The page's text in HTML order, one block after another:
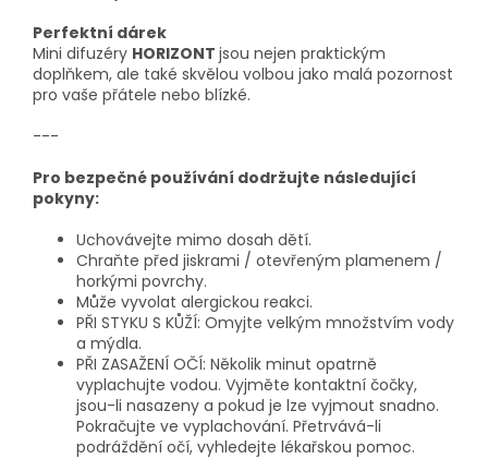
Perfektní dárek
Mini difuzéry HORIZONT jsou nejen praktickým
doplňkem, ale také skvělou volbou jako malá pozornost
pro vaše přátele nebo blízké.
---
Pro bezpečné používání dodržujte následující
pokyny:
Uchovávejte mimo dosah dětí.
Chraňte před jiskrami / otevřeným plamenem /
horkými povrchy.
Může vyvolat alergickou reakci.
PŘI STYKU S KŮŽÍ: Omyjte velkým množstvím vody
a mýdla.
PŘI ZASAŽENÍ OČÍ: Několik minut opatrně
vyplachujte vodou. Vyjměte kontaktní čočky,
jsou-li nasazeny a pokud je lze vyjmout snadno.
Pokračujte ve vyplachování. Přetrvává-li
podráždění očí, vyhledejte lékařskou pomoc.